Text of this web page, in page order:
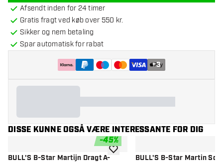
Afsendt inden for 24 timer
Gratis fragt ved køb over 550 kr.
Sikker og nem betaling
Spar automatisk for rabat
+3
DISSE KUNNE OGSÅ VÆRE INTERESSANTE FOR DIG
-45%
BULL'S B-Star Martijn Dragt A-tilføje til ønskeliste
BULL'S B-Star Martin